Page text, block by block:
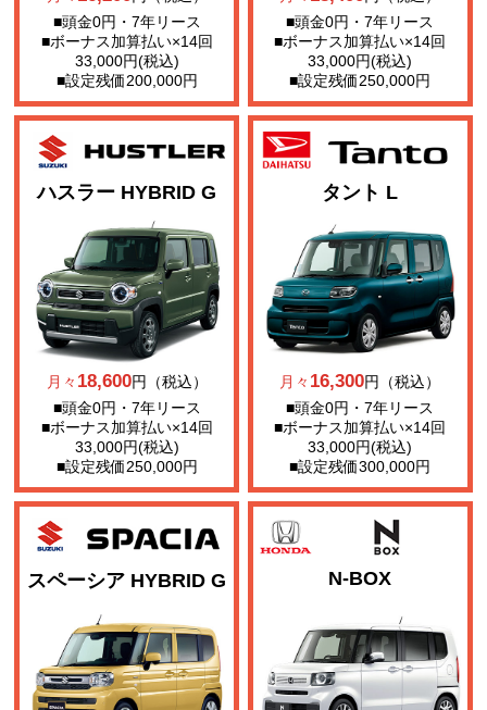
■頭金0円・7年リース
■ボーナス加算払い×14回
33,000円(税込)
■設定残価200,000円
■頭金0円・7年リース
■ボーナス加算払い×14回
33,000円(税込)
■設定残価250,000円
ハスラー HYBRID G
月々 18,600円（税込）
■頭金0円・7年リース
■ボーナス加算払い×14回
33,000円(税込)
■設定残価250,000円
タント L
月々 16,300円（税込）
■頭金0円・7年リース
■ボーナス加算払い×14回
33,000円(税込)
■設定残価300,000円
スペーシア HYBRID G N-BOX